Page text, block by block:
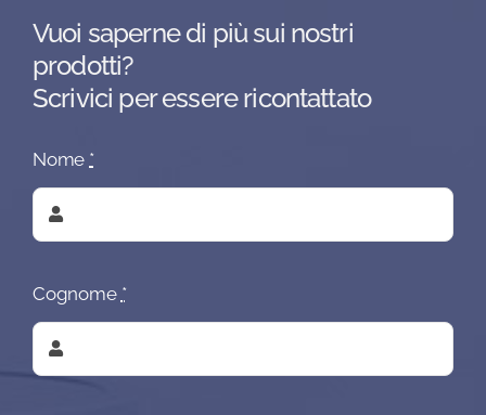
Vuoi saperne di più sui nostri
prodotti?
Scrivici per essere ricontattato
Nome *
Cognome *